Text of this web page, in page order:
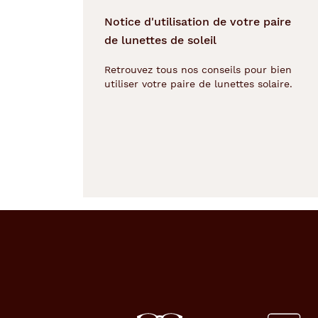
Couleur
Notice d'utilisation de votre paire
de lunettes de soleil
Retrouvez tous nos conseils pour bien
utiliser votre paire de lunettes solaire.